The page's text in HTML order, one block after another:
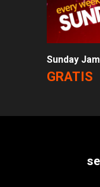
Sunday
GRATIS